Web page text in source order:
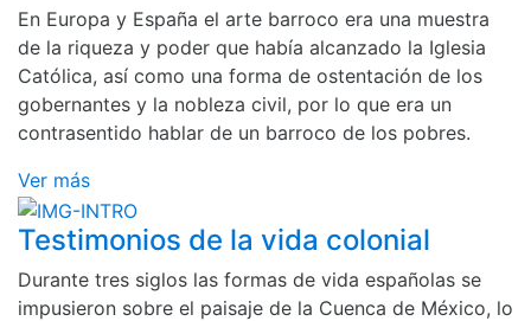
En Europa y España el arte barroco era una muestra
de la riqueza y poder que había alcanzado la Iglesia
Católica, así como una forma de ostentación de los
gobernantes y la nobleza civil, por lo que era un
contrasentido hablar de un barroco de los pobres.
Ver más
Testimonios de la vida colonial
Durante tres siglos las formas de vida españolas se
impusieron sobre el paisaje de la Cuenca de México, lo